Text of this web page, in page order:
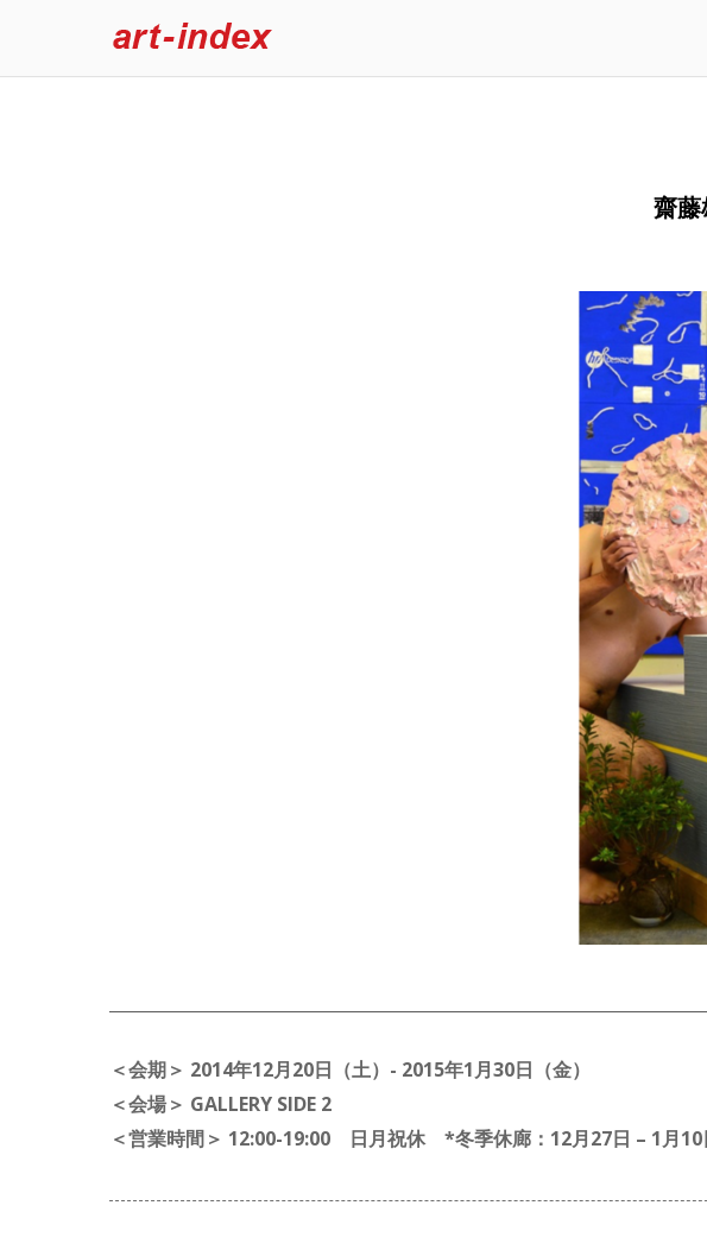
齋藤
＜会期＞ 2014年12月20日（土）- 2015年1月30日（金）
＜会場＞ GALLERY SIDE 2
＜営業時間＞ 12:00-19:00 日月祝休 *冬季休廊：12月27日 – 1月10